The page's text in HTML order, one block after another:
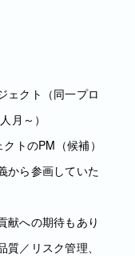
ェクト（同一プロ
月～）
トのPM（候補）
から参画していた
献への期待もあり
／リスク管理、